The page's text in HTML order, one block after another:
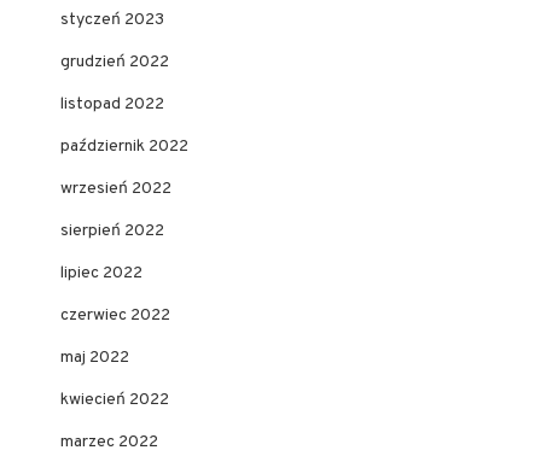
styczeń 2023
grudzień 2022
listopad 2022
październik 2022
wrzesień 2022
sierpień 2022
lipiec 2022
czerwiec 2022
maj 2022
kwiecień 2022
marzec 2022